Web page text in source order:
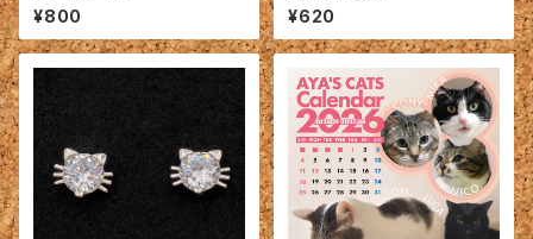
¥800 ¥620